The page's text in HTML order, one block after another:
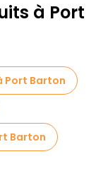
à Port
Port Barton
Barton